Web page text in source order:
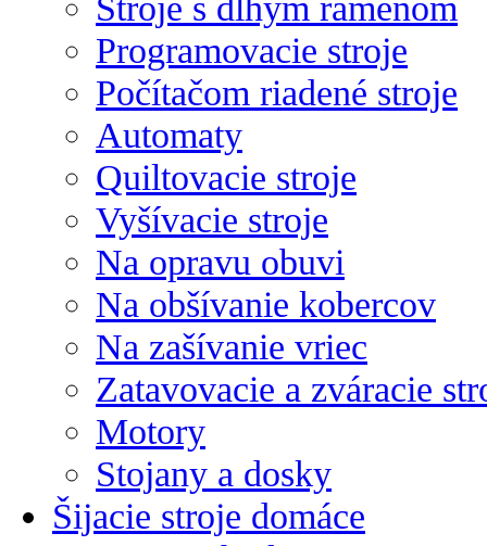
Programovacie stroje
Počítačom riadené stroje
Automaty
Quiltovacie stroje
Vyšívacie stroje
Na opravu obuvi
Na obšívanie kobercov
Na zašívanie vriec
Zatavovacie a zváracie
Motory
Stojany a dosky
Šijacie stroje domáce